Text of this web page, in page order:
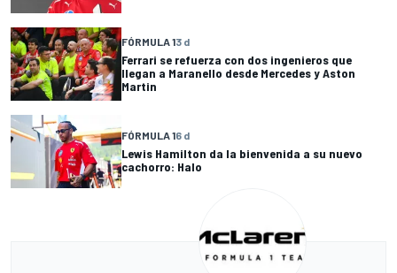
FÓRMULA 13 d
Ferrari se refuerza con dos ingenieros que
llegan a Maranello desde Mercedes y Aston
Martin
FÓRMULA 16 d
Lewis Hamilton da la bienvenida a su nuevo
cachorro: Halo